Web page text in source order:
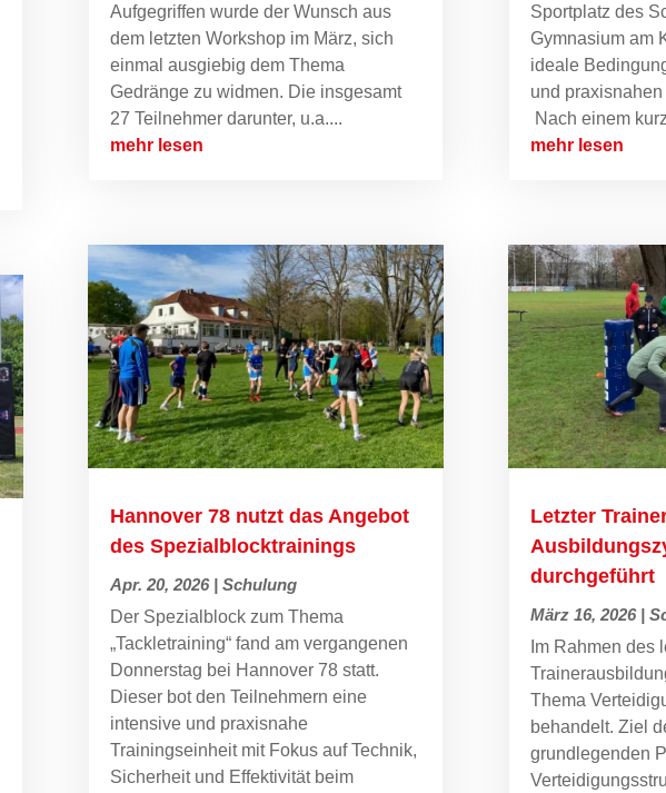
Aufgegriffen wurde der Wunsch aus
dem letzten Workshop im März, sich
einmal ausgiebig dem Thema
Gedränge zu widmen. Die insgesamt
27 Teilnehmer darunter, u.a....
mehr lesen
Hannover 78 nutzt das Angebot
des Spezialblocktrainings
Apr. 20, 2026| Schulung
Der Spezialblock zum Thema
„Tackletraining“ fand am vergangenen
Donnerstag bei Hannover 78 statt.
Dieser bot den Teilnehmern eine
intensive und praxisnahe
Trainingseinheit mit Fokus auf Technik,
Sicherheit und Effektivität beim
Sportplatz des
Gymnasium am
ideale
und
Nach einem
mehr lesen
Letzter
durchgeführt
März 16, 2026|
Im Rahmen des
Thema
behandelt. Ziel
grundlegenden